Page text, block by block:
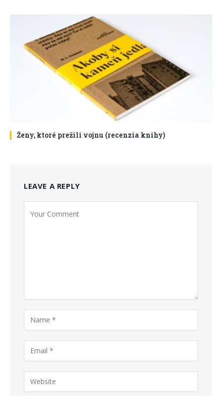
Ženy, ktoré prežili vojnu (recenzia knihy)
LEAVE A REPLY